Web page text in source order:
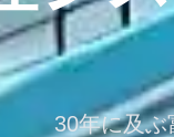
30年に及ぶ